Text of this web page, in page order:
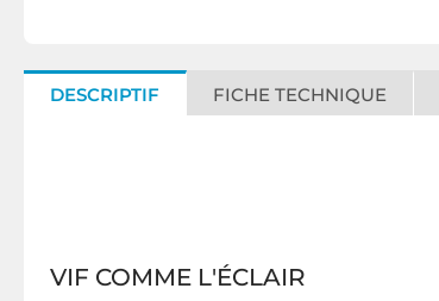
DESCRIPTIF FICHE TECHNIQUE
VIF COMME L'ÉCLAIR